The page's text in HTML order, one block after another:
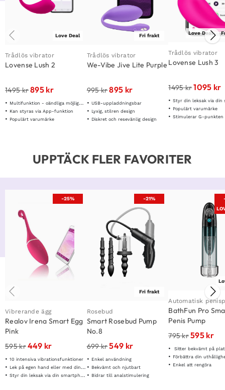
Love Deal
Trådlös vibrator
Lovense Lush 2
1495kr895 kr
Multifunktion - oändliga möjligheter
Kan styras via App-funktion
Populärt varumärke
Fri frakt
Trådlös vibrator
We-Vibe Jive Lite Purple
995kr895 kr
USB-uppladdningsbar
Lyxig, stilren design
Diskret och resevänlig design
Love Deal
Trådlös vibrator
Lovense Lush 3
1495kr1095 kr
Styr din leksak via din
Populärt varumärke
Stimulerar G-punkten
UPPTÄCK FLER FAVORITER
-25%
Vibrerande ägg
Realov Irena Smart Egg
Pink
595kr449 kr
10 intensiva vibrationsfunktioner
Lek på egen hand eller med din partner
Styr din leksak via din smartphone
-21%
Fri frakt
Rosebud
Smart Rosebud Pump
No.8
699kr549 kr
Enkel användning
Bekvämt och njutbart
Bidrar till analstimulering
Automatisk
BathFun Pro
Penis Pump
795kr595 kr
Sitter bekvämt på
Förbättra din uthållighet &
Enkel att rengöra